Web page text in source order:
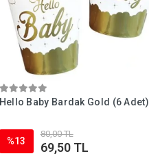
Hello Baby Bardak Gold (6 Adet)
%13
80,00 TL
69,50 TL